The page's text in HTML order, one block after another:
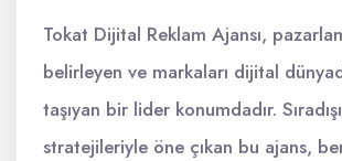
Tokat Dijital Reklam Ajansı,
belirleyen ve markaları dijital
taşıyan bir lider konumdadır.
stratejileriyle öne çıkan bu ajans,